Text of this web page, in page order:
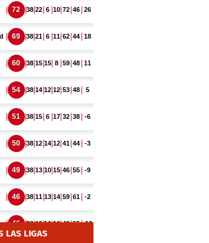
LAS LIGAS